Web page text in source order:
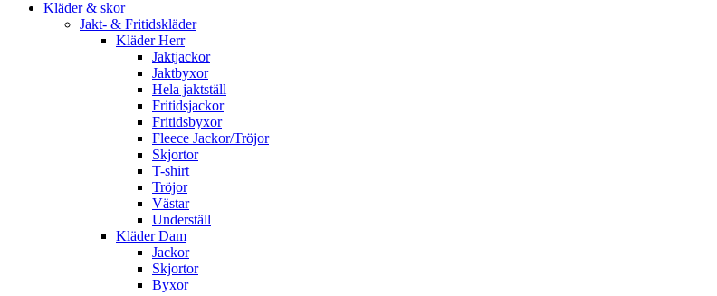
Kläder & skor
Jakt- & Fritidskläder
Kläder Herr
Jaktjackor
Jaktbyxor
Hela jaktställ
Fritidsjackor
Fritidsbyxor
Fleece Jackor/Tröjor
Skjortor
T-shirt
Tröjor
Västar
Underställ
Kläder Dam
Jackor
Skjortor
Byxor